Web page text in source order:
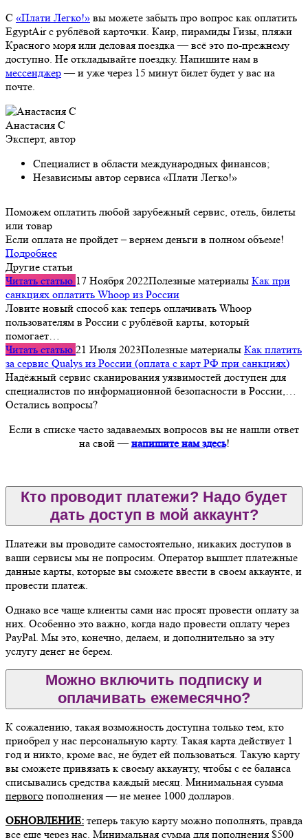
С «Плати Легко!» вы можете забыть про вопрос как оплатить
EgyptAir с рублёвой карточки. Каир, пирамиды Гизы, пляжи
Красного моря или деловая поездка — всё это по-прежнему
доступно. Не откладывайте поездку. Напишите нам в
мессенджер— и уже через 15 минут билет будет у вас на
почте.
Анастасия С
Эксперт, автор
Специалист в области международных финансов;
Независимы автор сервиса «Плати Легко!»
Поможем оплатить любой зарубежный сервис, отель, билеты
или товар
Если оплата не пройдет – вернем деньги в полном объеме!
Подробнее
Другие статьи
Читать статью 17 Ноября 2022Полезные материалы Как при
санкциях оплатить Whoop из России
Ловите новый способ как теперь оплачивать Whoop
пользователям в России с рублёвой карты, который
помогает…
Читать статью 21 Июля 2023Полезные материалы Как платить
за сервис Qualys из России (оплата с карт РФ при санкциях)
Надёжный сервис сканирования уязвимостей доступен для
специалистов по информационной безопасности в России,…
Остались вопросы?
Если в списке часто задаваемых вопросов вы не нашли ответ
на свой —напишите нам здесь!
Кто проводит платежи? Надо будет
дать доступ в мой аккаунт?
Платежи вы проводите самостоятельно, никаких доступов в
ваши сервисы мы не попросим. Оператор вышлет платежные
данные карты, которые вы сможете ввести в своем аккаунте, и
провести платеж.
Однако все чаще клиенты сами нас просят провести оплату за
них. Особенно это важно, когда надо провести оплату через
PayPal. Мы это, конечно, делаем, и дополнительно за эту
услугу денег не берем.
Можно включить подписку и
оплачивать ежемесячно?
К сожалению, такая возможность доступна только тем, кто
приобрел у нас персональную карту. Такая карта действует 1
год и никто, кроме вас, не будет ей пользоваться. Такую карту
вы сможете привязать к своему аккаунту, чтобы с ее баланса
списывались средства каждый месяц. Минимальная сумма
первого пополнения — не менее 1000 долларов.
ОБНОВЛЕНИЕ: теперь такую карту можно пополнять, правда
все еще через нас. Минимальная сумма для пополнения $500